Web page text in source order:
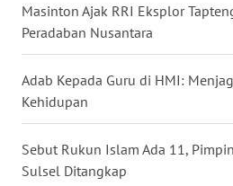
Masinton Ajak RRI Eksplor
Peradaban Nusantara
Adab Kepada Guru di HMI:
Kehidupan
Sebut Rukun Islam Ada 11,
Sulsel Ditangkap
WN
SULBAR
WN
BABEL